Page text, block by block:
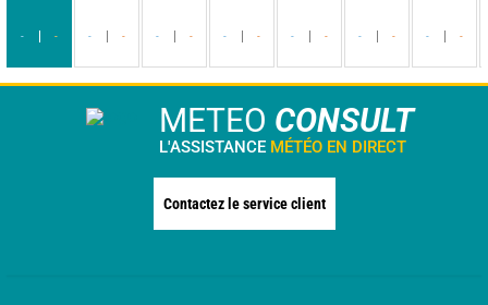
- - - - - - - - - - - - - -
METEO CONSULT
L'ASSISTANCE MÉTÉO EN DIRECT
Contactez le service client